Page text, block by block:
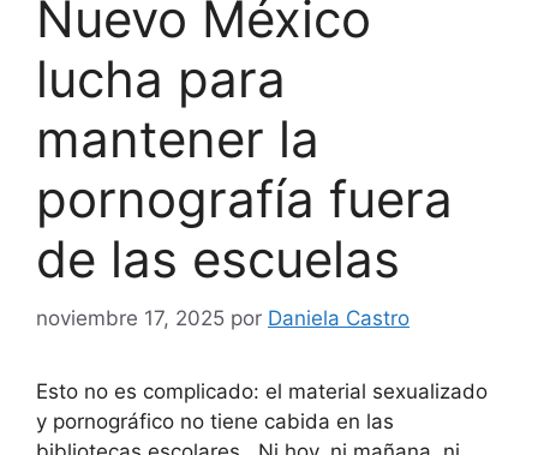
Nuevo México
lucha para
mantener la
pornografía fuera
de las escuelas
noviembre 17, 2025 por Daniela Castro
Esto no es complicado: el material sexualizado
y pornográfico no tiene cabida en las